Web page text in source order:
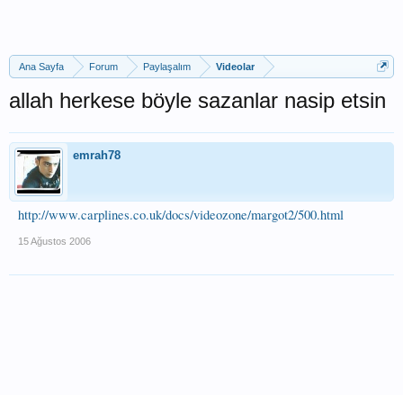
Ana Sayfa Forum Paylaşalım Videolar
allah herkese böyle sazanlar nasip etsin
emrah78
http://www.carplines.co.uk/docs/videozone/margot2/500.html
15 Ağustos 2006